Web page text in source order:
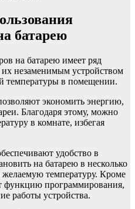
батарею
на батарею имеет ряд
незаменимым устройством
температуры в помещении.
экономить энергию,
Благодаря этому, можно
в комнате, избегая
удобство в
на батарею в несколько
температуру. Кроме
функцию программирования,
работы устройства.